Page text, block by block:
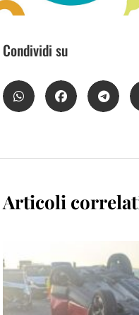
Condividi su
Articoli